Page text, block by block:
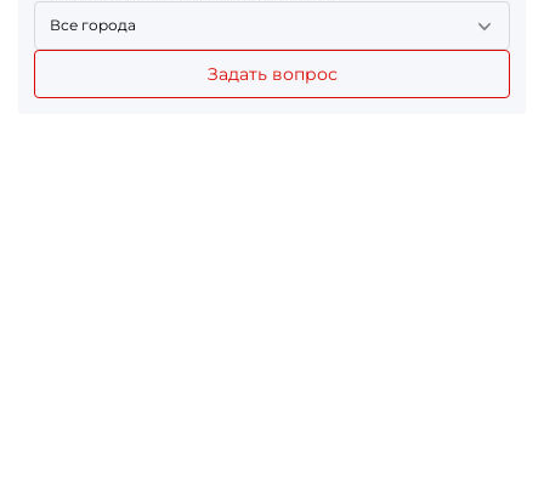
Все города
Задать вопрос